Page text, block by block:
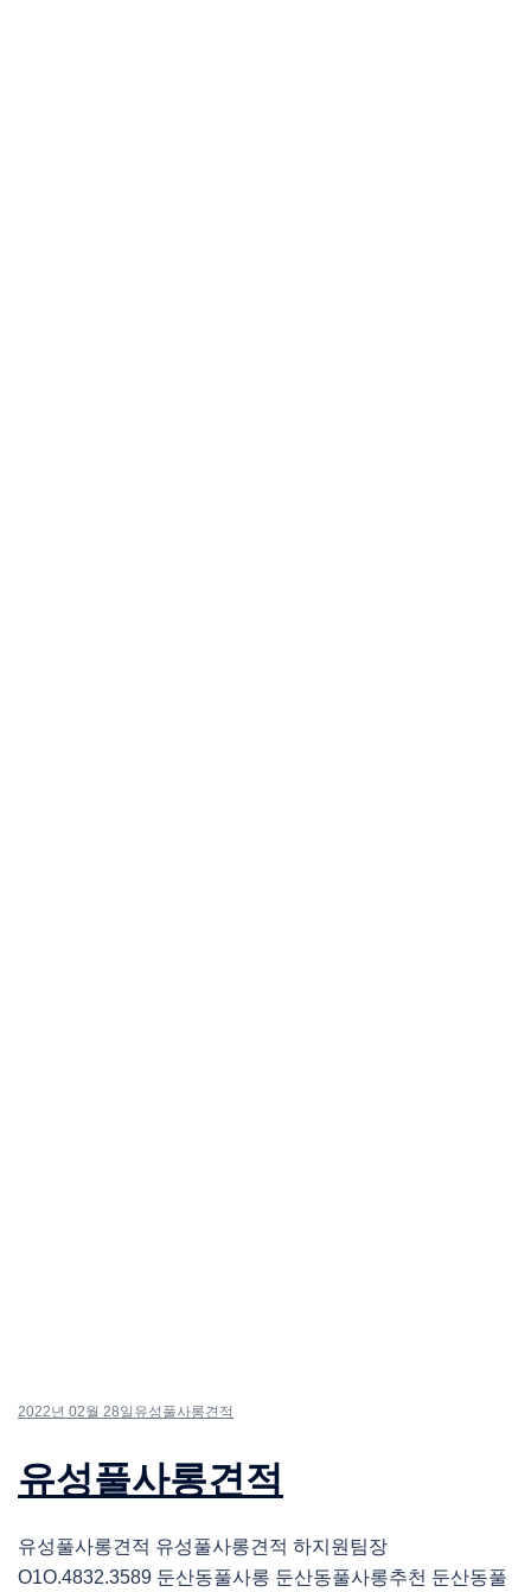
2022년 02월 28일 유성풀사롱견적
유성풀사롱견적
유성풀사롱견적 유성풀사롱견적 하지원팀장
O1O.4832.3589 둔산동풀사롱 둔산동풀사롱추천 둔산동풀